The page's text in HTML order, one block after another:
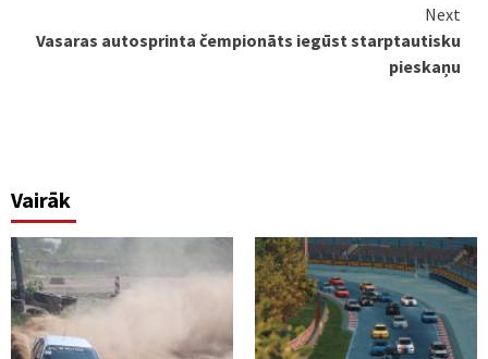
Next
Vasaras autosprinta čempionāts iegūst starptautisku
pieskaņu
Vairāk